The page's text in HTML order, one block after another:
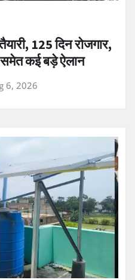
125 दिन रोजगार,
समेत कई बड़े ऐलान
6, 2026